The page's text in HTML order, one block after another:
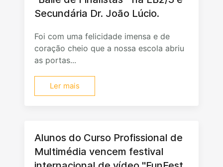
Secundária Dr. João Lúcio.
Foi com uma felicidade imensa e de
coração cheio que a nossa escola abriu
as portas...
Ler mais
Alunos do Curso Profissional de
Multimédia vencem festival